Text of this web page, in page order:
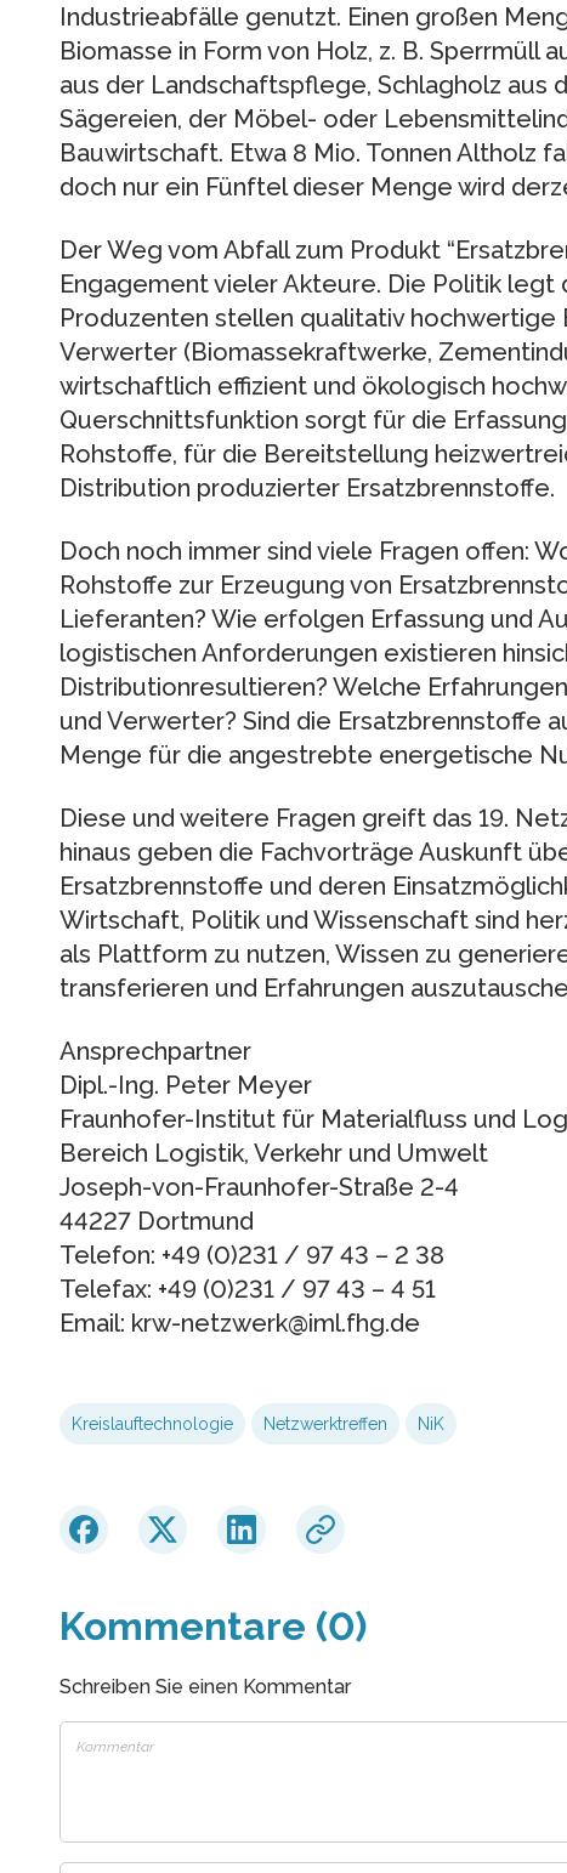
Industrieabfälle genutzt. Einen großen
Biomasse in Form von Holz, z. B. Sperrmüll
aus der Landschaftspflege, Schlagholz aus
Sägereien, der Möbel- oder
Bauwirtschaft. Etwa 8 Mio. Tonnen Altholz
doch nur ein Fünftel dieser Menge wird
Der Weg vom Abfall zum Produkt
Engagement vieler Akteure. Die Politik legt
Produzenten stellen qualitativ hochwertige
Verwerter (Biomassekraftwerke,
wirtschaftlich effizient und ökologisch
Querschnittsfunktion sorgt für die
Rohstoffe, für die Bereitstellung
Distribution produzierter Ersatzbrennstoffe.
Doch noch immer sind viele Fragen offen:
Rohstoffe zur Erzeugung von
Lieferanten? Wie erfolgen Erfassung und
logistischen Anforderungen existieren
Distributionresultieren? Welche
und Verwerter? Sind die Ersatzbrennstoffe
Menge für die angestrebte energetische
Diese und weitere Fragen greift das 19.
hinaus geben die Fachvorträge Auskunft
Ersatzbrennstoffe und deren
Wirtschaft, Politik und Wissenschaft sind
als Plattform zu nutzen, Wissen zu
transferieren und Erfahrungen
Ansprechpartner
Dipl.-Ing. Peter Meyer
Fraunhofer-Institut für Materialfluss und
Bereich Logistik, Verkehr und Umwelt
Joseph-von-Fraunhofer-Straße 2-4
44227 Dortmund
Telefon: +49 (0)231 / 97 43 – 2 38
Telefax: +49 (0)231 / 97 43 – 4 51
Email: krw-netzwerk@iml.fhg.de
Kreislauftechnologie Netzwerktreffen NiK
Kommentare (0)
Schreiben Sie einen Kommentar